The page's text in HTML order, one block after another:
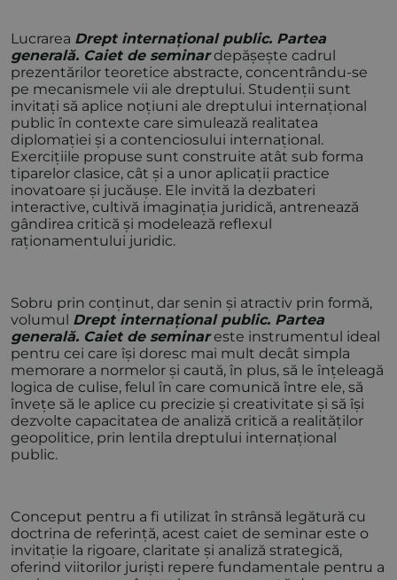
Lucrarea Drept internațional public. Partea
generală. Caiet de seminardepășește cadrul
prezentărilor teoretice abstracte, concentrându-se
pe mecanismele vii ale dreptului. Studenții sunt
invitați să aplice noțiuni ale dreptului internațional
public în contexte care simulează realitatea
diplomației și a contenciosului internațional.
Exercițiile propuse sunt construite atât sub forma
tiparelor clasice, cât și a unor aplicații practice
inovatoare și jucăușe. Ele invită la dezbateri
interactive, cultivă imaginația juridică, antrenează
gândirea critică și modelează reflexul
raționamentului juridic.
Sobru prin conținut, dar senin și atractiv prin formă,
volumul Drept internațional public. Partea
generală. Caiet de seminareste instrumentul ideal
pentru cei care își doresc mai mult decât simpla
memorare a normelor și caută, în plus, să le înțeleagă
logica de culise, felul în care comunică între ele, să
învețe să le aplice cu precizie și creativitate și să își
dezvolte capacitatea de analiză critică a realităților
geopolitice, prin lentila dreptului internațional
public.
Conceput pentru a fi utilizat în strânsă legătură cu
doctrina de referință, acest caiet de seminar este o
invitație la rigoare, claritate și analiză strategică,
oferind viitorilor juriști repere fundamentale pentru a